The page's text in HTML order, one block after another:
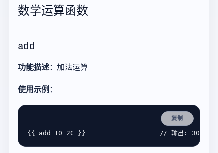
数学运算函数
add
功能描述：加法运算
使用示例：
复制
{{ add 10 20 }}